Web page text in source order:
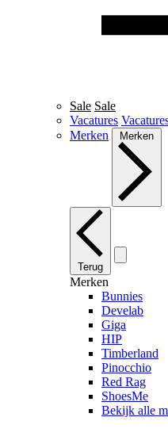
Sale Sale
Vacatures
Merken
Merken
Terug
Merken
Bunnies
Develab
Giga
HIP
Timberland
Pinocchio
Red Rag
ShoesMe
Bekijk alle